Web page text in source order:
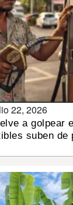
22, 2026
a golpear
suben de